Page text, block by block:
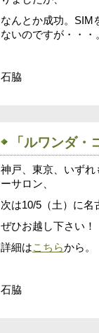
なんとか成功。SIM
ないのですが・・・
石脇
「ルワンダ
神戸、東京、いず
ーサロン、
次は10/5（土）に名
ぜひお越し下さい！
詳細はこちらから。
石脇